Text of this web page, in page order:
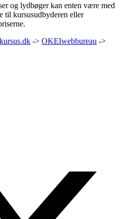
og lydbøger kan enten være med
til kursusudbyderen eller
-> OKEIwebbureau ->